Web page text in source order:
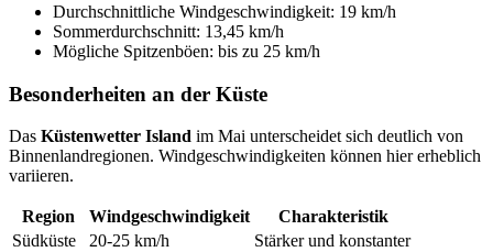
Durchschnittliche Windgeschwindigkeit: 19 km/h
Sommerdurchschnitt: 13,45 km/h
Mögliche Spitzenböen: bis zu 25 km/h
Besonderheiten an der Küste
Das Küstenwetter Island im Mai unterscheidet sich deutlich von
Binnenlandregionen. Windgeschwindigkeiten können hier erheblich
variieren.
Region Windgeschwindigkeit
Charakteristik
Südküste
20-25 km/h
Stärker und konstanter